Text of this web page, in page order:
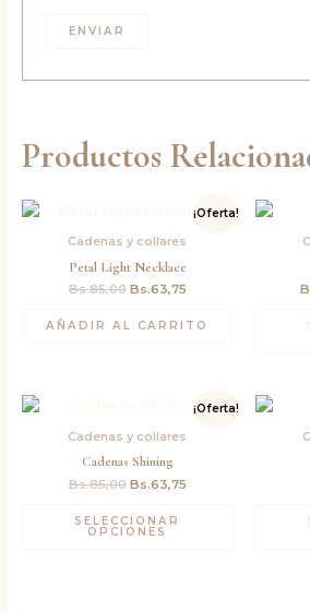
Productos
¡Oferta!
Cadenas y collares
Petal Light Necklace
Bs.85,00
original
era:
Bs.85,00.
Bs.63,75
precio
actual
Bs.63,75.
AÑADIR AL CARRITO
¡Oferta!
Cadenas y collares
Cadenas Shining
Bs.85,00
original
era:
Bs.85,00.
Bs.63,75
precio
actual
SELECCIONAR
OPCIONES